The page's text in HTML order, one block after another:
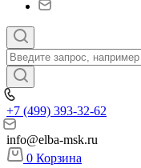
+7 (499) 393-32-62
info@elba-msk.ru
0 Корзина